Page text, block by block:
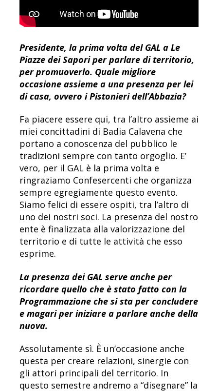
Presidente, la prima volta del GAL a Le
Piazze dei Sapori per parlare di territorio,
per promuoverlo. Quale migliore
occasione assieme a una presenza per lei
di casa, ovvero i Pistonieri dell’Abbazia?
Fa piacere essere qui, tra l’altro assieme ai
miei concittadini di Badia Calavena che
portano a conoscenza del pubblico le
tradizioni sempre con tanto orgoglio. E’
vero, per il GAL è la prima volta e
ringraziamo Confesercenti che organizza
sempre egregiamente questo evento.
Siamo felici di essere ospiti, tra l’altro di
uno dei nostri soci. La presenza del nostro
ente è finalizzata alla valorizzazione del
territorio e di tutte le attività che esso
esprime.
La presenza dei GAL serve anche per
ricordare quello che è stato fatto con la
Programmazione che si sta per concludere
e magari per iniziare a parlare anche della
nuova.
Assolutamente sì. È un’occasione anche
questa per creare relazioni, sinergie con
gli attori principali del territorio. In
questo semestre andremo a “disegnare” la